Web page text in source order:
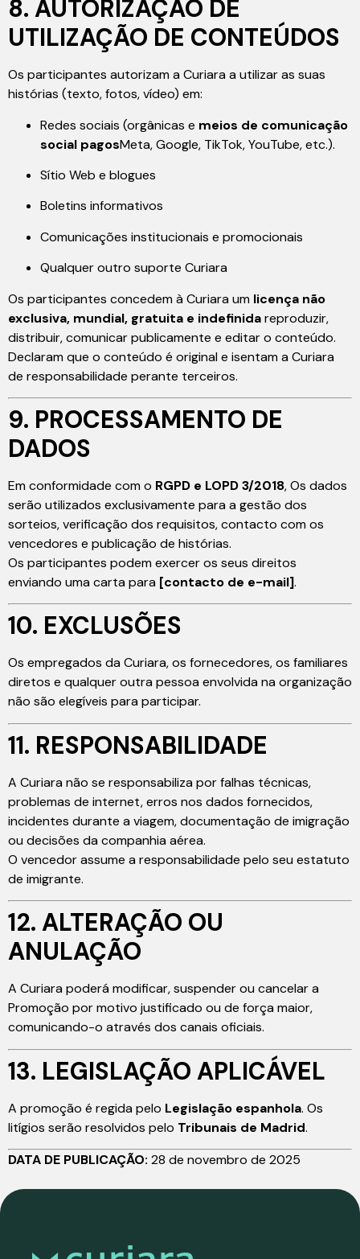
8. AUTORIZAÇÃO DE
UTILIZAÇÃO DE CONTEÚDOS
Os participantes autorizam a Curiara a utilizar as suas
histórias (texto, fotos, vídeo) em:
Redes sociais (orgânicas e meios de comunicação
social pagosMeta, Google, TikTok, YouTube, etc.).
Sítio Web e blogues
Boletins informativos
Comunicações institucionais e promocionais
Qualquer outro suporte Curiara
Os participantes concedem à Curiara um licença não
exclusiva, mundial, gratuita e indefinidareproduzir,
distribuir, comunicar publicamente e editar o conteúdo.
Declaram que o conteúdo é original e isentam a Curiara
de responsabilidade perante terceiros.
9. PROCESSAMENTO DE
DADOS
Em conformidade com o RGPD e LOPD 3/2018, Os dados
serão utilizados exclusivamente para a gestão dos
sorteios, verificação dos requisitos, contacto com os
vencedores e publicação de histórias.
Os participantes podem exercer os seus direitos
enviando uma carta para [contacto de e-mail].
10. EXCLUSÕES
Os empregados da Curiara, os fornecedores, os familiares
diretos e qualquer outra pessoa envolvida na organização
não são elegíveis para participar.
11. RESPONSABILIDADE
A Curiara não se responsabiliza por falhas técnicas,
problemas de internet, erros nos dados fornecidos,
incidentes durante a viagem, documentação de imigração
ou decisões da companhia aérea.
O vencedor assume a responsabilidade pelo seu estatuto
de imigrante.
12. ALTERAÇÃO OU
ANULAÇÃO
A Curiara poderá modificar, suspender ou cancelar a
Promoção por motivo justificado ou de força maior,
comunicando-o através dos canais oficiais.
13. LEGISLAÇÃO APLICÁVEL
A promoção é regida pelo Legislação espanhola. Os
litígios serão resolvidos pelo Tribunais de Madrid.
DATA DE PUBLICAÇÃO: 28 de novembro de 2025